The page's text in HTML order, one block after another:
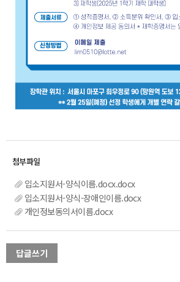
입소지원서-양식이름.docx.docx
입소지원서-양식-장애인이름.docx
개인정보동의서이름.docx
답글쓰기